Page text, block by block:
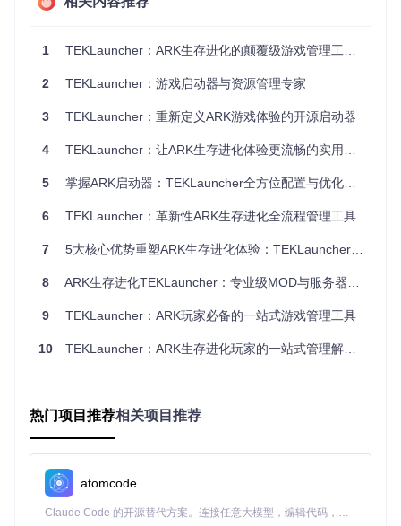
关键技术突破：
智能注入技术：像"翻译官"一样沟通游戏与系统
官"，能够：
在不修改游戏核心文件的前提下，智能调整游戏行为
确保不同版本游戏的兼容性，就像万能充电器适配各种设备
话：
绕过中间环节，建立直达游戏资源库的"高速通道"
动态选择最优下载节点，就像快递系统自动选择最快配送路
服务器发现系统：游戏世界的"智能导航仪"
实时扫描并展示可用服务器状态
提供服务器性能、玩家数量等关键信息
实战指南：如何快速上手TEKLauncher？
环境准备与安装步骤
1 TEKLauncher：ARK生存进化的颠覆级游戏管理工具全攻略
2 TEKLauncher：游戏启动器与资源管理专家
3 TEKLauncher：重新定义ARK游戏体验的开源启动器
4 TEKLauncher：让ARK生存进化体验更流畅的实用工具
5 掌握ARK启动器：TEKLauncher全方位配置与优化指南
6 TEKLauncher：革新性ARK生存进化全流程管理工具
7 5大核心优势重塑ARK生存进化体验：TEKLauncher全方位玩家指南
8 ARK生存进化TEKLauncher：专业级MOD与服务器管理解决方案
9 TEKLauncher：ARK玩家必备的一站式游戏管理工具
10 TEKLauncher：ARK生存进化玩家的一站式管理解决方案
热门项目推荐相关项目推荐
atomcode
Claude Code 的开源替代方案。连接任意大模型，编辑代码，运行命令，自动验证 — 全自动执行。用 Rust 构建，极致性能。 ｜ An open-source alternative to Claude Code. Connect any LLM, edit code, run commands, and verify changes — autonomously. Built in Rust for speed. Get Started